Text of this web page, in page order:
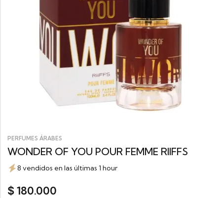
PERFUMES ÁRABES
WONDER OF YOU POUR FEMME RIIFFS
8 vendidos en las últimas 1 hour
$180.000